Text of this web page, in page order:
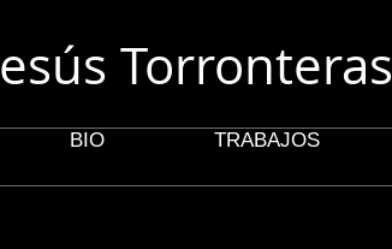
esús Torronteras
BIO TRABAJOS